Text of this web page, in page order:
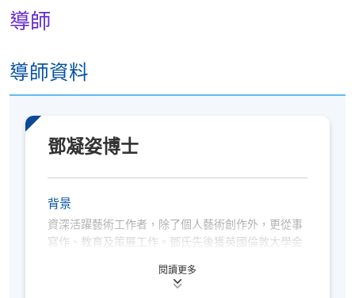
導師
導師資料
鄧凝姿博士
背景
資深活躍藝術工作者，除了個人藝術創作外，更從事
寫作、教育及策展工作。鄧氏先後獲英國倫敦大學金
藝術碩士和博士學位；曾任教香港各大學及院校；於
閱讀更多